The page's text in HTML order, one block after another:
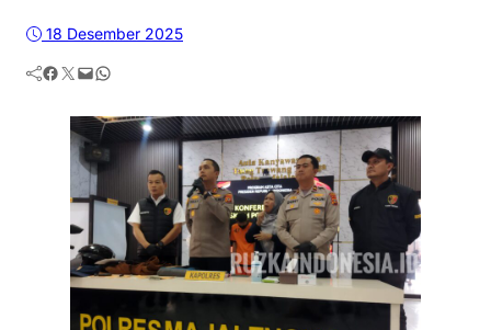
18 Desember 2025
Facebook Twitter Mail WhatsApp